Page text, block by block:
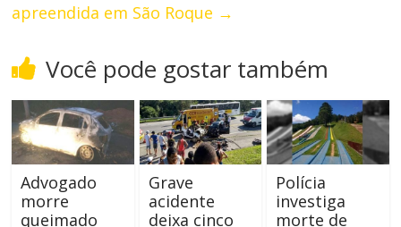
apreendida em São Roque →
Você pode gostar também
Advogado
morre
queimado
Grave
acidente
deixa cinco
Polícia
investiga
morte de